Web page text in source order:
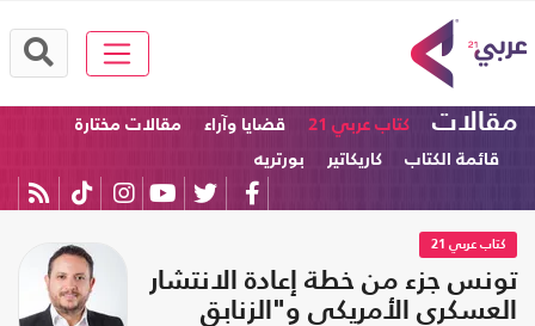
مقالات كتاب عربي 21 قضايا وآراء
مقالات مختارة
قائمة الكتاب
كاريكاتير بورتريه
كتاب عربي 21
تونس جزء من خطة إعادة الانتشار
العسكري الأمريكي و"الزنابق